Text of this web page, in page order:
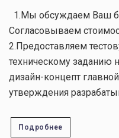
1.Мы обсуждаем Ваш
Согласовываем
2.Предоставляем
техническому заданию
дизайн-концепт
утверждения
Подробнее